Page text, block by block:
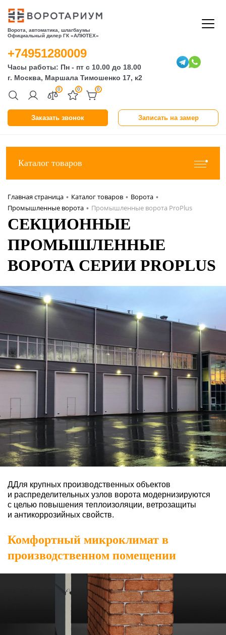
Ворота, автоматика, шлагбаумы
Официальный дилер ГК «АЛЮТЕХ»
Заказать звонок Записать на замер
0 0 0
+74951280009
Часы работы: Пн - пт с 10.00 до 18.00
г. Москва, Маршала Тимошенко 17, к2
Каталог товаров
Главная страница • Каталог товаров • Ворота •
Промышленные ворота • Промышленные ворота ProPlus
СЕКЦИОННЫЕ
ПРОМЫШЛЕННЫЕ
ВОРОТА СЕРИИ PROPLUS
ДДля крупных производственных объектов
и распределительных узлов ворота модернизируются
с целью повышения теплоизоляции, ветрозащиты
и антикоррозийных свойств.
Комфортный микроклимат в
производственном помещении